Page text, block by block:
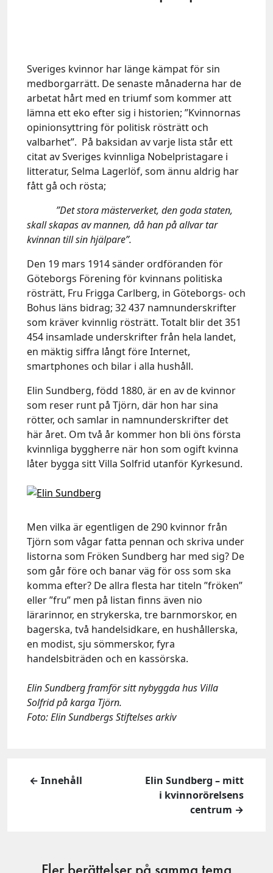
Sveriges kvinnor har länge kämpat för sin
medborgarrätt. De senaste månaderna har de
arbetat hårt med en triumf som kommer att
lämna ett eko efter sig i historien; ”Kvinnornas
opinionsyttring för politisk rösträtt och
valbarhet”. På baksidan av varje lista står ett
citat av Sveriges kvinnliga Nobelpristagare i
litteratur, Selma Lagerlöf, som ännu aldrig har
fått gå och rösta;
”Det stora mästerverket, den goda staten,
skall skapas av mannen, då han på allvar tar
kvinnan till sin hjälpare”.
Den 19 mars 1914 sänder ordföranden för
Göteborgs Förening för kvinnans politiska
rösträtt, Fru Frigga Carlberg, in Göteborgs- och
Bohus läns bidrag; 32 437 namnunderskrifter
som kräver kvinnlig rösträtt. Totalt blir det 351
454 insamlade underskrifter från hela landet,
en mäktig siffra långt före Internet,
smartphones och bilar i alla hushåll.
Elin Sundberg, född 1880, är en av de kvinnor
som reser runt på Tjörn, där hon har sina
rötter, och samlar in namnunderskrifter det
här året. Om två år kommer hon bli öns första
kvinnliga byggherre när hon som ogift kvinna
låter bygga sitt Villa Solfrid utanför Kyrkesund.
Men vilka är egentligen de 290 kvinnor från
Tjörn som vågar fatta pennan och skriva under
listorna som Fröken Sundberg har med sig? De
som går före och banar väg för oss som ska
komma efter? De allra flesta har titeln ”fröken”
eller ”fru” men på listan finns även nio
lärarinnor, en strykerska, tre barnmorskor, en
bagerska, två handelsidkare, en hushållerska,
en modist, sju sömmerskor, fyra
handelsbiträden och en kassörska.
Elin Sundberg framför sitt nybyggda hus Villa
Solfrid på karga Tjörn.
Foto: Elin Sundbergs Stiftelses arkiv
← Innehåll
Elin Sundberg – mitt
i kvinnorörelsens
centrum →